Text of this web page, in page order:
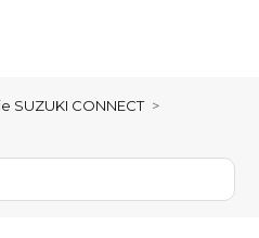
SUZUKI CONNECT